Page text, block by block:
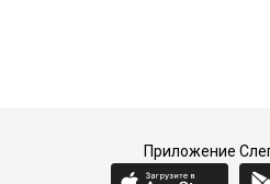
Приложение